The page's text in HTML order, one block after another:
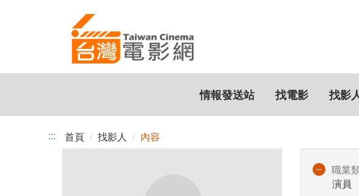
情報發送站 找電影 找影
::: 首頁 找影人 內容
職業
演員